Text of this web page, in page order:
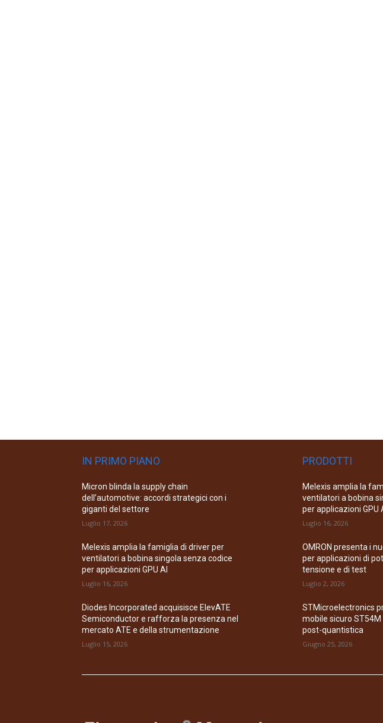
IN PRIMO PIANO
Micron blinda la supply chain
dell’automotive: accordi strategici con i
giganti del settore
Luglio 17, 2026
Melexis amplia la famiglia di driver per
ventilatori a bobina singola senza codice
per applicazioni GPU AI
Luglio 16, 2026
Diodes Incorporated acquisisce ElevATE
Semiconductor e rafforza la presenza nel
mercato ATE e della strumentazione
Luglio 15, 2026
PRODOTTI
Melexis amplia la
ventilatori a bobina
per applicazioni GPU
Luglio 16, 2026
OMRON presenta i
per applicazioni di
tensione e di test
Luglio 2, 2026
STMicroelectronics
mobile sicuro
post-quantistica
Giugno 25, 2026